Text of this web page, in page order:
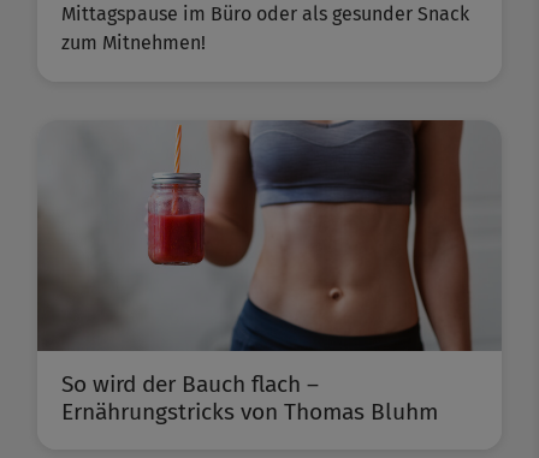
Mittagspause im Büro oder als gesunder Snack
zum Mitnehmen!
So wird der Bauch flach –
Ernährungstricks von Thomas Bluhm